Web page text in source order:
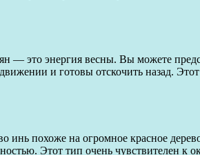
— это энергия весны. Вы можете
и готовы отскочить назад.
инь похоже на огромное красное
Этот тип очень